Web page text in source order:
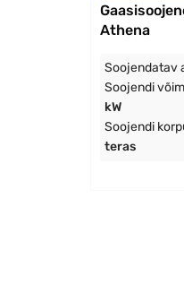
Athena
Soojendatav
Soojendi
kW
Soojendi
teras